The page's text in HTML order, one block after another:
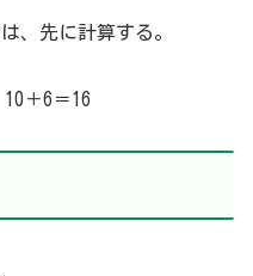
先に計算する。
6＝16